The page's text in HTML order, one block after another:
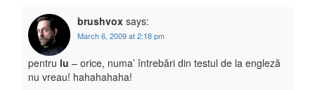
brushvox says:
March 6, 2009 at 2:18 pm
pentru lu – orice, numa’ întrebări din testul de la engleză
nu vreau! hahahahaha!